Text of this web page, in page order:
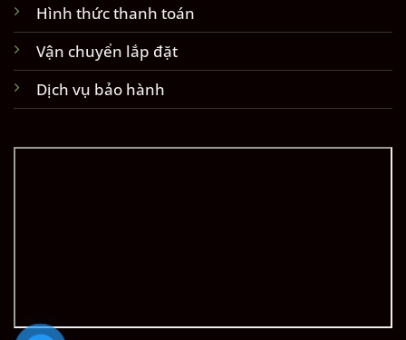
Hình thức thanh toán
Vận chuyển lắp đặt
Dịch vụ bảo hành